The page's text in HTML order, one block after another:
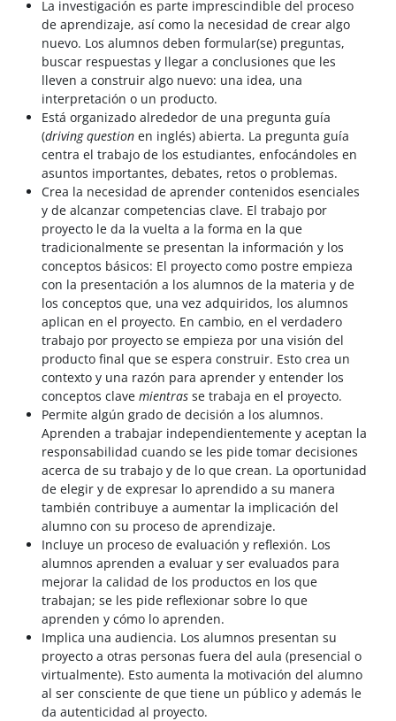
La investigación es parte imprescindible del proceso
de aprendizaje, así como la necesidad de crear algo
nuevo. Los alumnos deben formular(se) preguntas,
buscar respuestas y llegar a conclusiones que les
lleven a construir algo nuevo: una idea, una
interpretación o un producto.
Está organizado alrededor de una pregunta guía
(driving questionen inglés) abierta. La pregunta guía
centra el trabajo de los estudiantes, enfocándoles en
asuntos importantes, debates, retos o problemas.
Crea la necesidad de aprender contenidos esenciales
y de alcanzar competencias clave. El trabajo por
proyecto le da la vuelta a la forma en la que
tradicionalmente se presentan la información y los
conceptos básicos: El proyecto como postre empieza
con la presentación a los alumnos de la materia y de
los conceptos que, una vez adquiridos, los alumnos
aplican en el proyecto. En cambio, en el verdadero
trabajo por proyecto se empieza por una visión del
producto final que se espera construir. Esto crea un
contexto y una razón para aprender y entender los
conceptos clave mientrasse trabaja en el proyecto.
Permite algún grado de decisión a los alumnos.
Aprenden a trabajar independientemente y aceptan la
responsabilidad cuando se les pide tomar decisiones
acerca de su trabajo y de lo que crean. La oportunidad
de elegir y de expresar lo aprendido a su manera
también contribuye a aumentar la implicación del
alumno con su proceso de aprendizaje.
Incluye un proceso de evaluación y reflexión. Los
alumnos aprenden a evaluar y ser evaluados para
mejorar la calidad de los productos en los que
trabajan; se les pide reflexionar sobre lo que
aprenden y cómo lo aprenden.
Implica una audiencia. Los alumnos presentan su
proyecto a otras personas fuera del aula (presencial o
virtualmente). Esto aumenta la motivación del alumno
al ser consciente de que tiene un público y además le
da autenticidad al proyecto.